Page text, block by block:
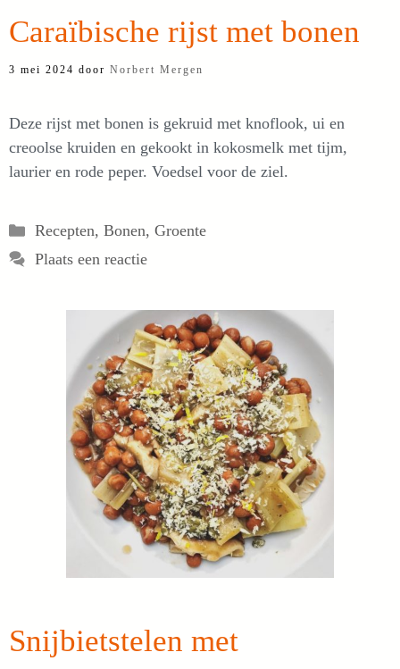
Caraïbische rijst met bonen
3 mei 2024 door Norbert Mergen
Deze rijst met bonen is gekruid met knoflook, ui en
creoolse kruiden en gekookt in kokosmelk met tijm,
laurier en rode peper. Voedsel voor de ziel.
Categorieën
Recepten, Bonen, Groente
Plaats een reactie
Snijbietstelen met